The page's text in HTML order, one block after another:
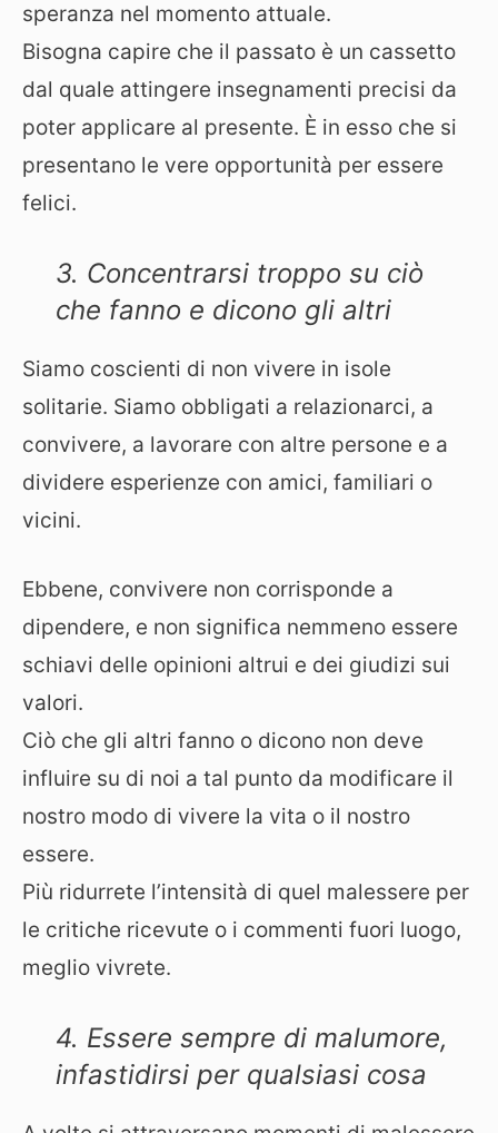
speranza nel momento attuale.
Bisogna capire che il passato è un cassetto
dal quale attingere insegnamenti precisi da
poter applicare al presente. È in esso che si
presentano le vere opportunità per essere
felici.
3. Concentrarsi troppo su ciò
che fanno e dicono gli altri
Siamo coscienti di non vivere in isole
solitarie. Siamo obbligati a relazionarci, a
convivere, a lavorare con altre persone e a
dividere esperienze con amici, familiari o
vicini.
Ebbene, convivere non corrisponde a
dipendere, e non significa nemmeno essere
schiavi delle opinioni altrui e dei giudizi sui
valori.
Ciò che gli altri fanno o dicono non deve
influire su di noi a tal punto da modificare il
nostro modo di vivere la vita o il nostro
essere.
Più ridurrete l’intensità di quel malessere per
le critiche ricevute o i commenti fuori luogo,
meglio vivrete.
4. Essere sempre di malumore,
infastidirsi per qualsiasi cosa